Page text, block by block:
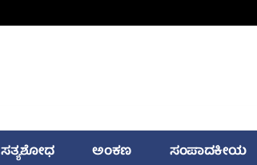
ಸತ್ಯಶೋಧ ಅಂಕಣ ಸಂಪಾದಕೀಯ